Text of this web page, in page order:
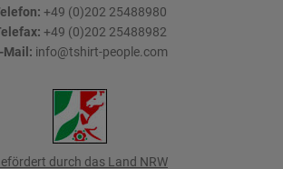
+49 (0)202 25488980
+49 (0)202 25488982
Mail: info@tshirt-people.com
durch das Land NRW